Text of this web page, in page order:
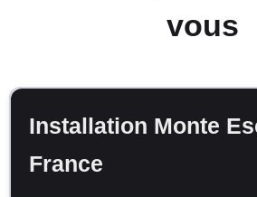
vous
Installation Monte
France